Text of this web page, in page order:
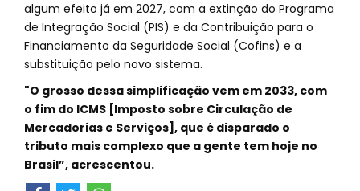
algum efeito já em 2027, com a extinção do Programa
de Integração Social (PIS) e da Contribuição para o
Financiamento da Seguridade Social (Cofins) e a
substituição pelo novo sistema.
"O grosso dessa simplificação vem em 2033, com
o fim do ICMS [Imposto sobre Circulação de
Mercadorias e Serviços], que é disparado o
tributo mais complexo que a gente tem hoje no
Brasil”, acrescentou.